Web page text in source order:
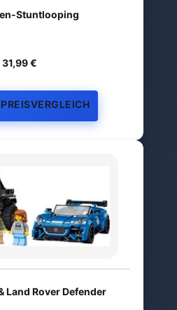
Stuntlooping
31,99 €
Land Rover Defender